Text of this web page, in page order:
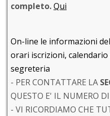
completo.Qui
On-line le informazioni
orari iscrizioni,
segreteria
- PER CONTATTARE LA
QUESTO E' IL NUMERO
- VI RICORDIAMO CHE